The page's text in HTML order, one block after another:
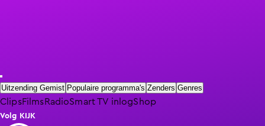
Uitzending Gemist Populaire programma's Zenders Genres
ClipsFilmsRadioSmart TV inlogShop
Volg KIJK